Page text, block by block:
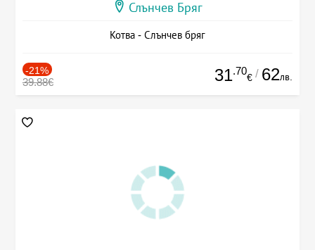
Слънчев Бряг
Котва - Слънчев бряг
-21%
39.88€ 31.70
€ / 62лв.